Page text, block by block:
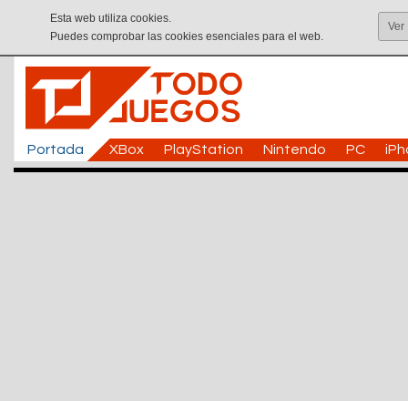
Esta web utiliza cookies.
Puedes comprobar las cookies esenciales para el web.
Ver
Portada XBox PlayStation Nintendo PC